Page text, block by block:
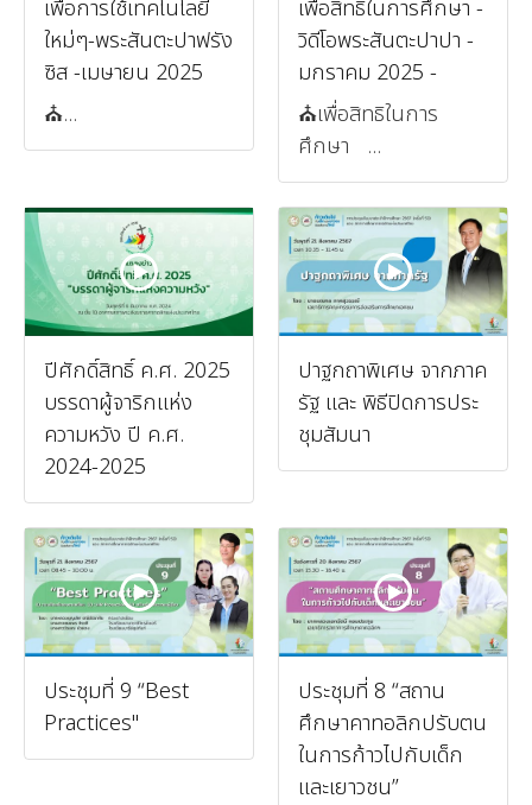
เพื่อการใช้เทคโนโลยี
ใหม่ๆ-พระสันตะปาฟรัง
ซิส -เมษายน 2025
⛪️...
เพื่อสิทธิในการศึกษา -
วิดีโอพระสันตะปาปา -
มกราคม 2025 -
⛪️เพื่อสิทธิในการ
ศึกษา ...
ปีศักดิ์สิทธิ์ ค.ศ. 2025
บรรดาผู้จาริกแห่ง
ความหวัง ปี ค.ศ.
2024-2025
ปาฐกถาพิเศษ จากภาค
รัฐ และ พิธีปิดการประ
ชุมสัมนา
ประชุมที่ 9 “Best
Practices"
ประชุมที่ 8 “สถาน
ศึกษาคาทอลิกปรับตน
ในการก้าวไปกับเด็ก
และเยาวชน”